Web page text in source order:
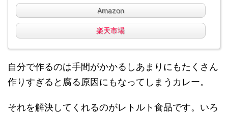
Amazon
楽天市場
自分で作るのは手間がかかるしあまりにもたくさん
作りすぎると腐る原因にもなってしまうカレー。
それを解決してくれるのがレトルト食品です。 いろ